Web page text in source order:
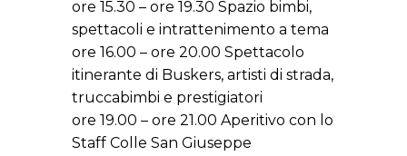
ore 15.30 – ore 19.30 Spazio bimbi,
spettacoli e intrattenimento a tema
ore 16.00 – ore 20.00 Spettacolo
itinerante di Buskers, artisti di strada,
truccabimbi e prestigiatori
ore 19.00 – ore 21.00 Aperitivo con lo
Staff Colle San Giuseppe